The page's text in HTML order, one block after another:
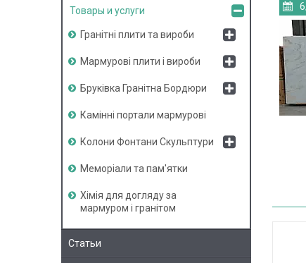
Товары и услуги
Гранітні плити та вироби
Мармурові плити і вироби
Бруківка Гранітна Бордюри
Камінні портали мармурові
Колони Фонтани Скульптури
Меморіали та пам'ятки
Хімія для догляду за
мармуром і гранітом
Статьи